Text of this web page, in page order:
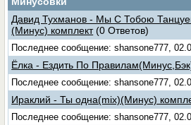
Давид Тухманов - Мы С Тобою
(Минус) комплект (0 Ответов)
Последнее сообщение: shansone777,
Ёлка - Ездить По
Последнее сообщение: shansone777,
Ираклий - Ты одна(mix)(Минус)
Последнее сообщение: shansone777,